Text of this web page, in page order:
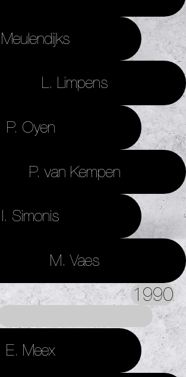
L. Limpens
P. Oyen
P. van Kempen
I. Simonis
M. Vaes
1990
E. Meex